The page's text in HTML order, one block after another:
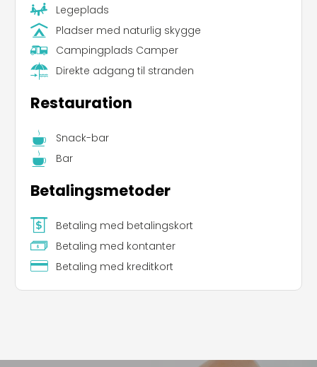
Legeplads
Pladser med naturlig skygge
Campingplads Camper
Direkte adgang til stranden
Restauration
Snack-bar
Bar
Betalingsmetoder
Betaling med betalingskort
Betaling med kontanter
Betaling med kreditkort